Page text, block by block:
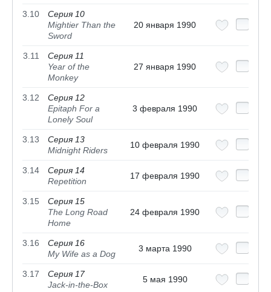
3.10
Серия 10
Mightier Than the
Sword
20 января 1990
3.11
Серия 11
Year of the
Monkey
27 января 1990
3.12
Серия 12
Epitaph For a
Lonely Soul
3 февраля 1990
3.13
Серия 13
Midnight Riders
10 февраля 1990
3.14
Серия 14
Repetition
17 февраля 1990
3.15
Серия 15
The Long Road
Home
24 февраля 1990
3.16
Серия 16
My Wife as a Dog
3 марта 1990
3.17
Серия 17
Jack-in-the-Box
5 мая 1990